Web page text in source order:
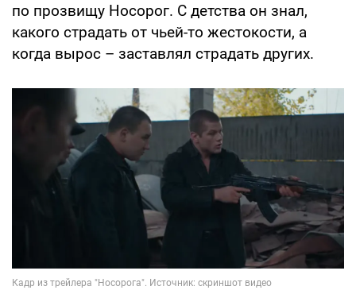
по прозвищу Носорог. С детства он знал,
какого страдать от чьей-то жестокости, а
когда вырос – заставлял страдать других.